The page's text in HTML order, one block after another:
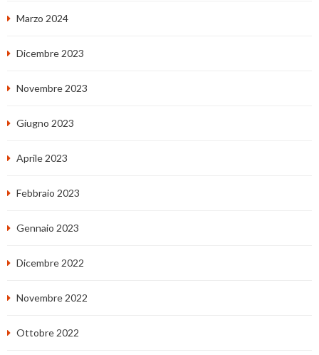
Marzo 2024
Dicembre 2023
Novembre 2023
Giugno 2023
Aprile 2023
Febbraio 2023
Gennaio 2023
Dicembre 2022
Novembre 2022
Ottobre 2022